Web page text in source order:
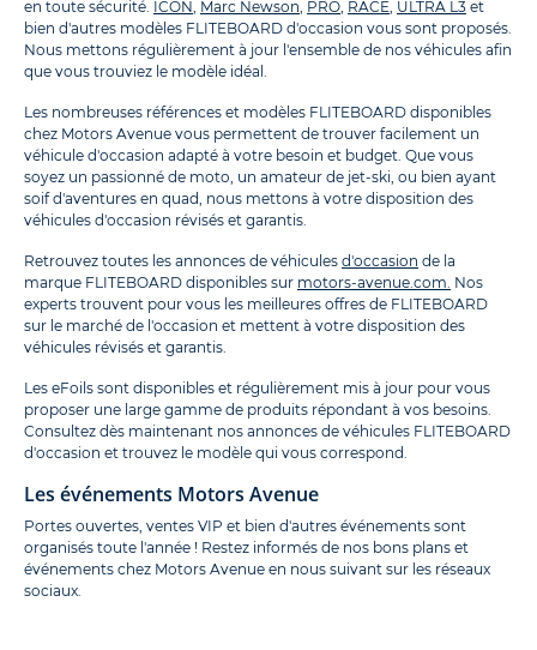
en toute sécurité. ICON Marc Newson PRO RACE ULTRA L3 et
bien d'autres modèles FLITEBOARD d'occasion vous sont proposés.
Nous mettons régulièrement à jour l'ensemble de nos véhicules afin
que vous trouviez le modèle idéal.
Les nombreuses références et modèles FLITEBOARD disponibles
chez Motors Avenue vous permettent de trouver facilement un
véhicule d'occasion adapté à votre besoin et budget. Que vous
soyez un passionné de moto, un amateur de jet-ski, ou bien ayant
soif d'aventures en quad, nous mettons à votre disposition des
véhicules d'occasion révisés et garantis.
Retrouvez toutes les annonces de véhicules d'occasion de la
marque FLITEBOARD disponibles sur motors-avenue.com. Nos
experts trouvent pour vous les meilleures offres de FLITEBOARD
sur le marché de l'occasion et mettent à votre disposition des
véhicules révisés et garantis.
Les eFoils sont disponibles et régulièrement mis à jour pour vous
proposer une large gamme de produits répondant à vos besoins.
Consultez dès maintenant nos annonces de véhicules FLITEBOARD
d'occasion et trouvez le modèle qui vous correspond.
Les événements Motors Avenue
Portes ouvertes, ventes VIP et bien d'autres événements sont
organisés toute l'année ! Restez informés de nos bons plans et
événements chez Motors Avenue en nous suivant sur les réseaux
sociaux.